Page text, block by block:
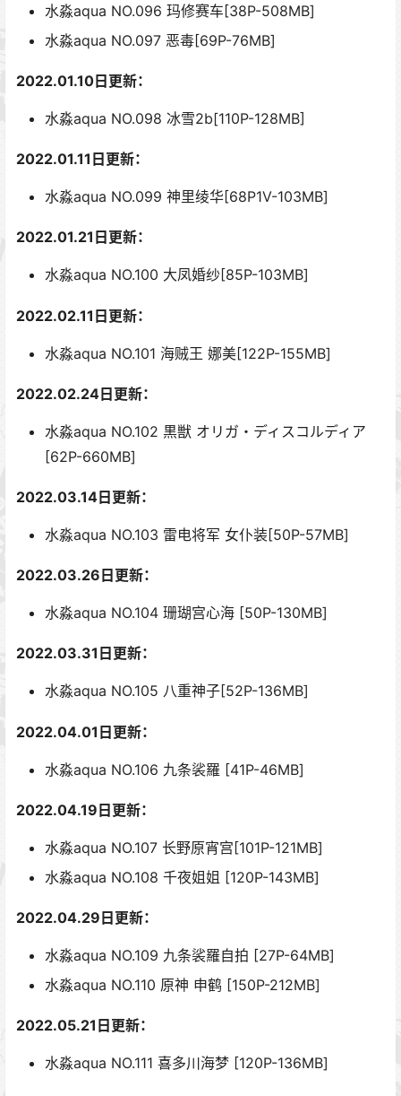
水淼aqua NO.096 玛修赛车[38P-508MB]
水淼aqua NO.097 恶毒[69P-76MB]
2022.01.10日更新：
水淼aqua NO.098 冰雪2b[110P-128MB]
2022.01.11日更新：
水淼aqua NO.099 神里绫华[68P1V-103MB]
2022.01.21日更新：
水淼aqua NO.100 大凤婚纱[85P-103MB]
2022.02.11日更新：
水淼aqua NO.101 海贼王 娜美[122P-155MB]
2022.02.24日更新：
水淼aqua NO.102 黒獣 オリガ・ディスコルディア
[62P-660MB]
2022.03.14日更新：
水淼aqua NO.103 雷电将军 女仆装[50P-57MB]
2022.03.26日更新：
水淼aqua NO.104 珊瑚宫心海 [50P-130MB]
2022.03.31日更新：
水淼aqua NO.105 八重神子[52P-136MB]
2022.04.01日更新：
水淼aqua NO.106 九条裟羅 [41P-46MB]
2022.04.19日更新：
水淼aqua NO.107 长野原宵宫[101P-121MB]
水淼aqua NO.108 千夜姐姐 [120P-143MB]
2022.04.29日更新：
水淼aqua NO.109 九条裟羅自拍 [27P-64MB]
水淼aqua NO.110 原神 申鹤 [150P-212MB]
2022.05.21日更新：
水淼aqua NO.111 喜多川海梦 [120P-136MB]